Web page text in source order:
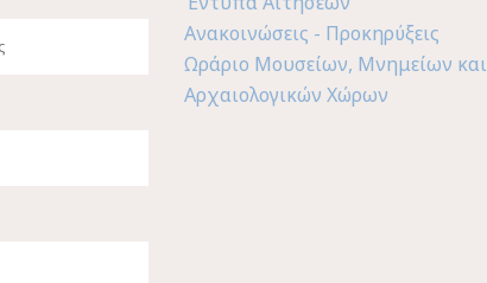
Ανακοινώσεις - Προκηρύξεις
Ωράριο Μουσείων, Μνημείων και
Αρχαιολογικών Χώρων